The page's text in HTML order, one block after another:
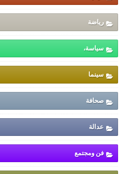
رياضة
سياسة،
سينما
صحافة
عدالة
فن ومجتمع